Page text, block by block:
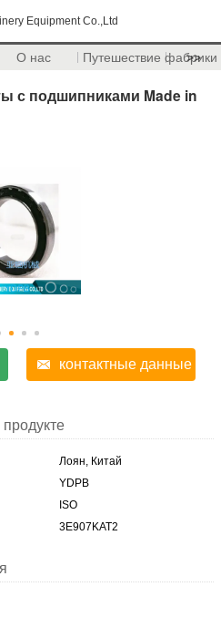
Equipment Co.,Ltd
О нас Путешествие фабрики
>>
с подшипниками Made in
контактные данные
Лоян, Китай
YDPB
ISO
3E907KAT2